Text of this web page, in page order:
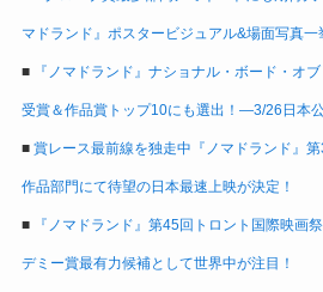
マドランド』ポスタービジュアル&場面写真一
■ 『ノマドランド』ナショナル・ボード・オ
受賞＆作品賞トップ10にも選出！―3/26日本
■ 賞レース最前線を独走中『ノマドランド』
作品部門にて待望の日本最速上映が決定！
■ 『ノマドランド』第45回トロント国際映画
デミー賞最有力候補として世界中が注目！